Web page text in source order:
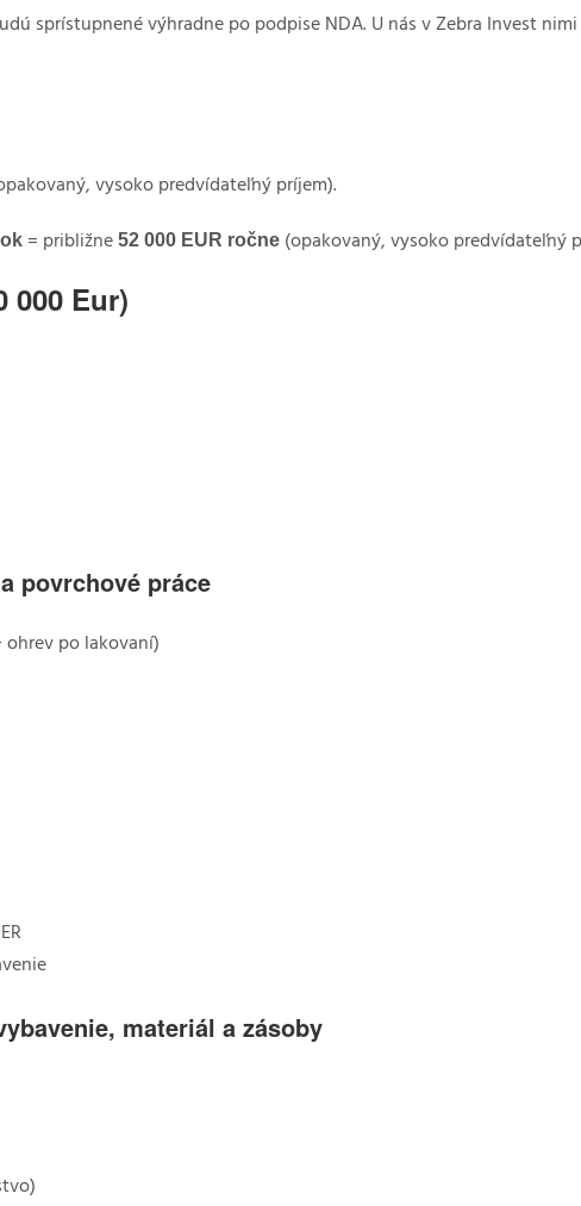
sprístupnené výhradne po podpise NDA. U nás v Zebra Invest
vysoko predvídateľný príjem).
= približne 52 000 EUR ročne (opakovaný, vysoko predvídateľný
000 Eur)
povrchové práce
ohrev po lakovaní)
materiál a zásoby